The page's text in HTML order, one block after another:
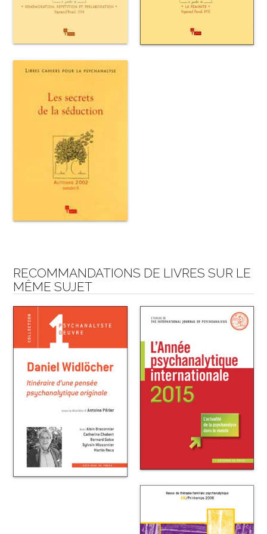
RECOMMANDATIONS DE LIVRES SUR LE
MÊME SUJET